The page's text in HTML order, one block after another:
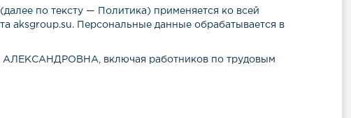
по тексту — Политика) применяется ко всей
aksgroup.su. Персональные данные обрабатывается в
АЛЕКСАНДРОВНА , включая работников по трудовым